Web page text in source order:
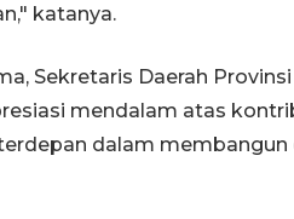
katanya.
Sekretaris Daerah
mendalam atas
dalam